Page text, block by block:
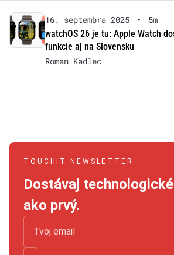
16. septembra 2025 •
5m
watchOS 26 je tu: Apple Watch
funkcie aj na Slovensku
Roman Kadlec
TOUCHIT NEWSLETTER
Dostávaj
ako prvý.